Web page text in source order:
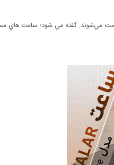
ست مي‌شوند. گفته مي شود؛ ساعت